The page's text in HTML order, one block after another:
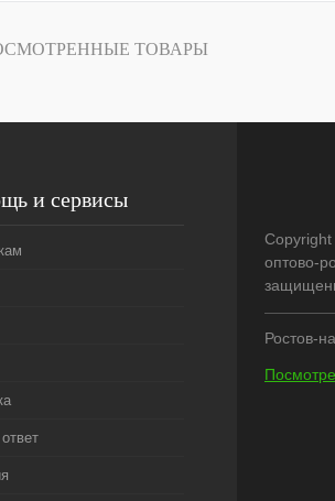
ТОВАРЫ
и сервисы
оптово-
Ростов-